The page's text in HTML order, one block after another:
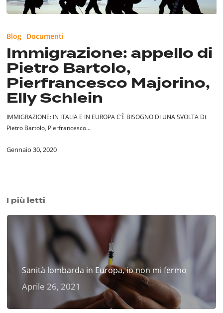
di
Pietro
Bartolo,
Pierfrancesco
Majorino,
Elly
Blog Documenti
Immigrazione: appello di
Pietro Bartolo,
Pierfrancesco Majorino,
Elly Schlein
IMMIGRAZIONE: IN ITALIA E IN EUROPA C’È BISOGNO DI UNA SVOLTA Di
Pietro Bartolo, Pierfrancesco…
Gennaio 30, 2020
I più letti
Sanità lombarda in Europa, io non mi fermo
Aprile 26, 2021